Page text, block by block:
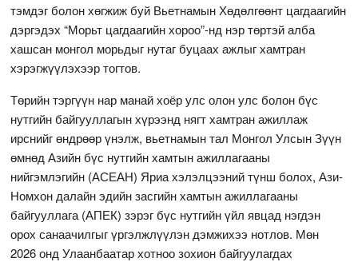
тэмдэг болон хөгжиж буй Вьетнамын Хөдөлгөөнт цагдаагийн
дэргэдэх “Морьт цагдаагийн хороо”-нд нэр төртэй алба
хашсан монгол морьдыг нутаг буцаах ажлыг хамтран
хэрэгжүүлэхээр тогтов.
Төрийн тэргүүн нар манай хоёр улс олон улс болон бүс
нутгийн байгууллагын хүрээнд нягт хамтран ажиллаж
ирснийг өндрөөр үнэлж, вьетнамын тал Монгол Улсын Зүүн
өмнөд Азийн бүс нутгийн хамтын ажиллагааны
нийгэмлэгийн (АСЕАН) Яриа хэлэлцээний түнш болох, Ази-
Номхон далайн эдийн засгийн хамтын ажиллагааны
байгууллага (АПЕК) зэрэг бүс нутгийн үйл явцад нэгдэн
орох санаачилгыг үргэлжлүүлэн дэмжихээ нотлов. Мөн
2026 онд Улаанбаатар хотноо зохион байгуулагдах